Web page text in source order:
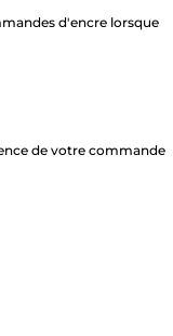
d'encre lorsque
de votre commande